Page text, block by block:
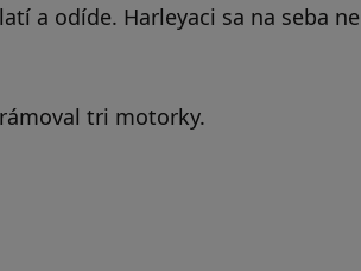
a odíde. Harleyaci sa na seba
tri motorky.